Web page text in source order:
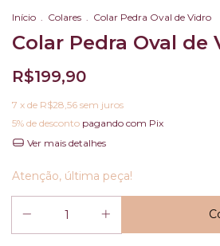
Início Colares Colar Pedra Oval de Vidro
Colar Pedra Oval de
R$199,90
7 x de R$28,56 sem juros
5% de desconto pagando com Pix
Ver mais detalhes
Atenção, última peça!